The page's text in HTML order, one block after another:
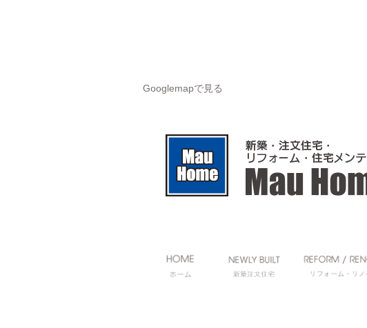
Googlemapで見る